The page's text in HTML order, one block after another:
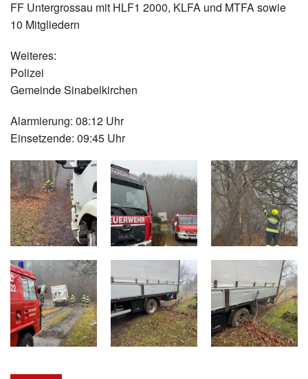
FF Untergrossau mit HLF1 2000, KLFA und MTFA sowie
10 Mitgliedern
Weiteres:
Polizei
Gemeinde Sinabelkirchen
Alarmierung: 08:12 Uhr
Einsetzende: 09:45 Uhr